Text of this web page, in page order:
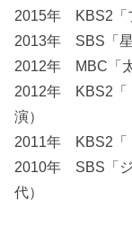
2015年 KBS2「
2013年 SBS「星
2012年 MBC「
2012年 KBS2「
演）
2011年 KBS2「
2010年 SBS「ジ
代）